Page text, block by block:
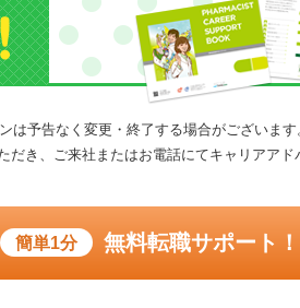
は予告なく変更・終了する場合がございます
き、ご来社またはお電話にてキャリアアド
簡単1分 無料転職サポート